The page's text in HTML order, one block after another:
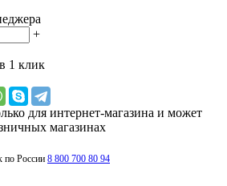
+
1 клик
для интернет-магазина и может
магазинах
по России 8 800 700 80 94